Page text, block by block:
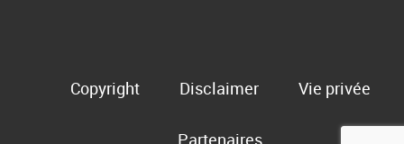
Copyright Disclaimer Vie privée